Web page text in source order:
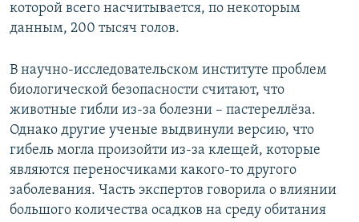
которой всего насчитывается, по некоторым
данным, 200 тысяч голов.
В научно-исследовательском институте проблем
биологической безопасности считают, что
животные гибли из-за болезни – пастереллёза.
Однако другие ученые выдвинули версию, что
гибель могла произойти из-за клещей, которые
являются переносчиками какого-то другого
заболевания. Часть экспертов говорила о влиянии
большого количества осадков на среду обитания